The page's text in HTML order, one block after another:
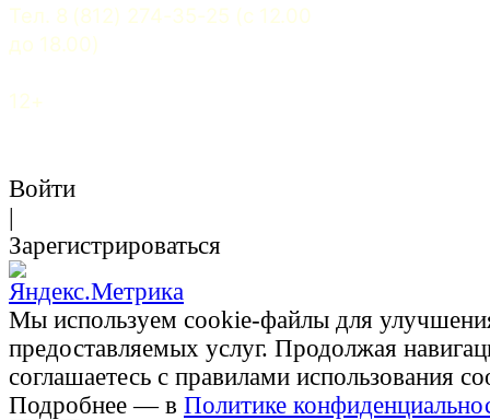
Тел. 8 (812) 274-35-25 (c 12.00
до 18.00)
12+
Войти
|
Зарегистрироваться
Мы используем cookie-файлы для
предоставляемых услуг. Продолжая
соглашаетесь с правилами использования
Подробнее — в Политике